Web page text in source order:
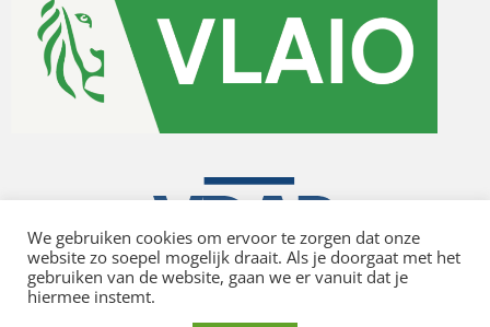
We gebruiken cookies om ervoor te zorgen dat onze
website zo soepel mogelijk draait. Als je doorgaat met het
gebruiken van de website, gaan we er vanuit dat je
hiermee instemt.